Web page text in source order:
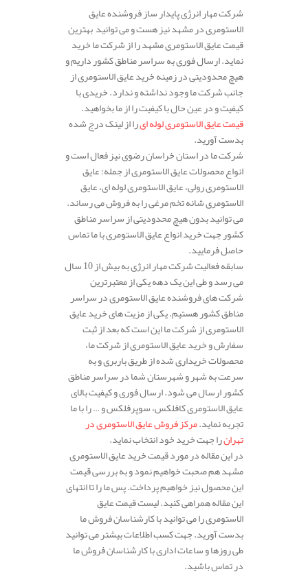
شرکت مهار انرژی پایدار ساز فروشنده عایق
الاستومری در مشهد نیز هست و می توانید بهترین
قیمت عایق الاستومری مشهد را از شرکت ما خرید
نماید. ارسال فوری به سراسر مناطق کشور داریم و
هیچ محدودیتی در زمینه خرید عایق الاستومری از
جانب شرکت ما وجود نداشته و ندارد. خریدی با
کیفیت و در عین حال با کیفیت را از ما بخواهید.
قیمت عایق الاستومری لوله ایرا از لینک درج شده
بدست آورید.
شرکت ما در استان خراسان رضوی نیز فعال است و
انواع محصولات عایق الاستومری از جمله: عایق
الاستومری رولی، عایق الاستومری لوله ای، عایق
الاستومری شانه تخم مرغی را به فروش می رساند.
می توانید بدون هیچ محدودیتی از سراسر مناطق
کشور جهت خرید انواع عایق الاستومری با ما تماس
حاصل فرمایید.
سابقه فعالیت شرکت مهار انرژی به بیش از 10 سال
می رسد و طی این یک دهه یکی از معتبرترین
شرکت های فروشنده عایق الاستومری در سراسر
مناطق کشور هستیم. یکی از مزیت های خرید عایق
الاستومری از شرکت ما این است که بعد از ثبت
سفارش و خرید عایق الاستومری از شرکت ما،
محصولات خریداری شده از طریق باربری و به
سرعت به شهر و شهرستان شما در سراسر مناطق
کشور ارسال می شود. ارسال فوری و کیفیت بالای
عایق الاستومری کافلکس، سوپرفلکس و … را با ما
تجربه نماید.مرکز فروش عایق الاستومری در
تهرانرا جهت خرید خود انتخاب نماید.
در این مقاله در مورد قیمت خرید عایق الاستومری
مشهد هم صحبت خواهیم نمود و به بررسی قیمت
این محصول نیز خواهیم پرداخت. پس ما را تا انتهای
این مقاله همراهی کنید. لیست قیمت عایق
الاستومری را می توانید با کارشناسان فروش ما
بدست آورید. جهت کسب اطلاعات بیشتر می توانید
طی روزها و ساعات اداری با کارشناسان فروش ما
در تماس باشید.